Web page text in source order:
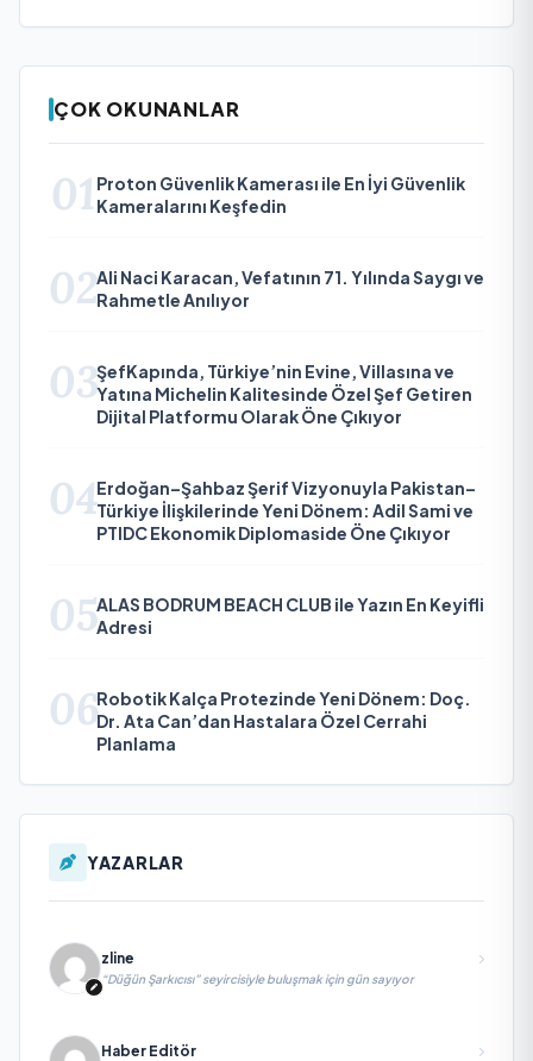
ÇOK OKUNANLAR
01 Proton Güvenlik Kamerası ile En İyi Güvenlik
Kameralarını Keşfedin
02Ali Naci Karacan, Vefatının 71. Yılında Saygı ve
Rahmetle Anılıyor
03ŞefKapında, Türkiye’nin Evine, Villasına ve
Yatına Michelin Kalitesinde Özel Şef Getiren
Dijital Platformu Olarak Öne Çıkıyor
04Erdoğan–Şahbaz Şerif Vizyonuyla Pakistan–
Türkiye İlişkilerinde Yeni Dönem: Adil Sami ve
PTIDC Ekonomik Diplomaside Öne Çıkıyor
05ALAS BODRUM BEACH CLUB ile Yazın En Keyifli
Adresi
06Robotik Kalça Protezinde Yeni Dönem: Doç.
Dr. Ata Can’dan Hastalara Özel Cerrahi
Planlama
YAZARLAR
zline
“Düğün Şarkıcısı” seyircisiyle buluşmak için gün sayıyor
Haber Editör